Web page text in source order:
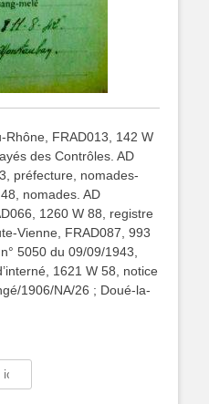
Rhône, FRAD013, 142 W
des Contrôles. AD
préfecture, nomades-
nomades. AD
1260 W 88, registre
Vienne, FRAD087, 993
5050 du 09/09/1943,
1621 W 58, notice
1906/NA/26 ; Doué-la-